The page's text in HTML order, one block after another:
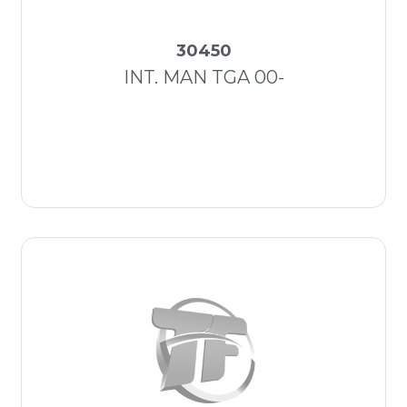
30450
INT. MAN TGA 00-